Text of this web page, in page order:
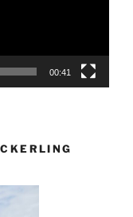
00:41